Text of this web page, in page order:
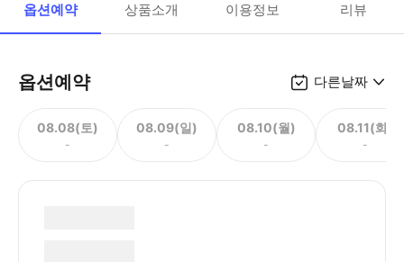
옵션예약 상품소개 이용정보 리뷰
옵션예약 다른날짜
08.08(토)
-
08.09(일)
-
08.10(월)
-
08.11(화)
-